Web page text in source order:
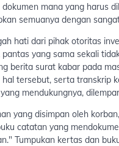
mana yang harus
semuanya dengan
hati dari pihak otoritas
yang sama sekali
berita surat kabar pada
hal tersebut, serta transkrip
mendukungnya,
yang disimpan oleh
catatan yang
Tumpukan kertas dan